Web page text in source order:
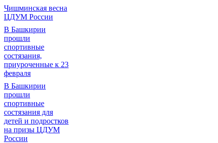
Чишминская весна
ЦДУМ России
В Башкирии
прошли
спортивные
состязания,
приуроченные к 23
февраля
В Башкирии
прошли
спортивные
состязания для
детей и подростков
на призы ЦДУМ
России